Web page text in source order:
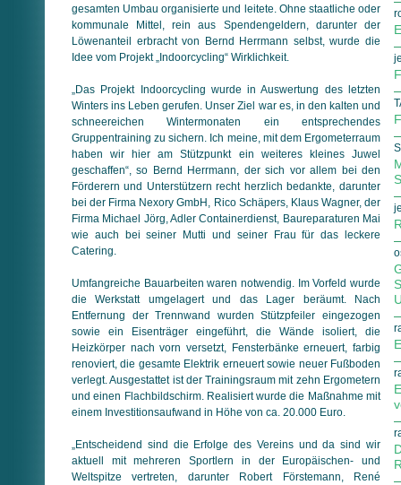
gesamten Umbau organisierte und leitete. Ohne staatliche oder
kommunale Mittel, rein aus Spendengeldern, darunter der
Löwenanteil erbracht von Bernd Herrmann selbst, wurde die
Idee vom Projekt „Indoorcycling“ Wirklichkeit.
„Das Projekt Indoorcycling wurde in Auswertung des letzten
Winters ins Leben gerufen. Unser Ziel war es, in den kalten und
schneereichen Wintermonaten ein entsprechendes
Gruppentraining zu sichern. Ich meine, mit dem Ergometerraum
haben wir hier am Stützpunkt ein weiteres kleines Juwel
geschaffen“, so Bernd Herrmann, der sich vor allem bei den
Förderern und Unterstützern recht herzlich bedankte, darunter
bei der Firma Nexory GmbH, Rico Schäpers, Klaus Wagner, der
Firma Michael Jörg, Adler Containerdienst, Baureparaturen Mai
wie auch bei seiner Mutti und seiner Frau für das leckere
Catering.
Umfangreiche Bauarbeiten waren notwendig. Im Vorfeld wurde
die Werkstatt umgelagert und das Lager beräumt. Nach
Entfernung der Trennwand wurden Stützpfeiler eingezogen
sowie ein Eisenträger eingeführt, die Wände isoliert, die
Heizkörper nach vorn versetzt, Fensterbänke erneuert, farbig
renoviert, die gesamte Elektrik erneuert sowie neuer Fußboden
verlegt. Ausgestattet ist der Trainingsraum mit zehn Ergometern
und einen Flachbildschirm. Realisiert wurde die Maßnahme mit
einem Investitionsaufwand in Höhe von ca. 20.000 Euro.
„Entscheidend sind die Erfolge des Vereins und da sind wir
aktuell mit mehreren Sportlern in der Europäischen- und
Weltspitze vertreten, darunter Robert Förstemann, René